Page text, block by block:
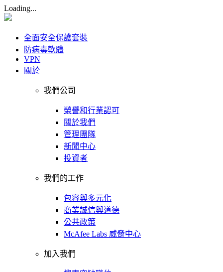
Loading...
全面安全保護套裝
防病毒軟體
VPN
關於
我們公司
榮譽和行業認可
關於我們
管理團隊
新聞中心
投資者
我們的工作
包容與多元化
商業誠信與道德
公共政策
McAfee Labs 威脅中心
加入我們